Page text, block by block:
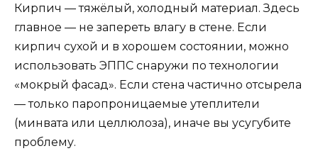
Кирпич — тяжёлый, холодный материал. Здесь
главное — не запереть влагу в стене. Если
кирпич сухой и в хорошем состоянии, можно
использовать ЭППС снаружи по технологии
«мокрый фасад». Если стена частично отсырела
— только паропроницаемые утеплители
(минвата или целлюлоза), иначе вы усугубите
проблему.